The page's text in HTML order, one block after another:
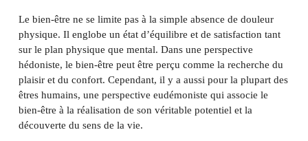
Le bien-être ne se limite pas à la simple absence de douleur
physique. Il englobe un état d’équilibre et de satisfaction tant
sur le plan physique que mental. Dans une perspective
hédoniste, le bien-être peut être perçu comme la recherche du
plaisir et du confort. Cependant, il y a aussi pour la plupart des
êtres humains, une perspective eudémoniste qui associe le
bien-être à la réalisation de son véritable potentiel et la
découverte du sens de la vie.